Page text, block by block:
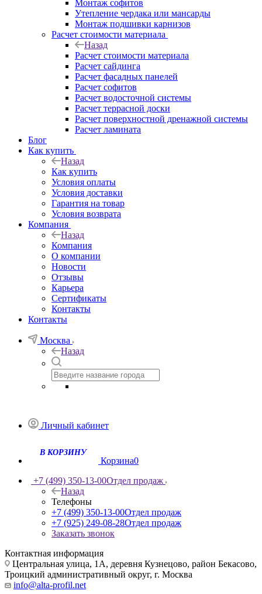
Монтаж софитов
Утепление чердака или мансарды
Монтаж подшивки карнизов
Расчет стоимости материала
Назад
Расчет стоимости материала
Расчет сайдинга
Расчет фасадных панелей
Расчет софитов
Расчет водосточной системы
Расчет террасной доски
Расчет поверхностной дренажной системы
Расчет ламината
Блог
Как купить
Назад
Как купить
Условия оплаты
Условия доставки
Гарантия на товар
Условия возврата
Компания
Назад
Компания
О компании
Новости
Отзывы
Карьера
Сертификаты
Контакты
Контакты
Москва
Назад
Личный кабинет
Корзина0
+7 (499) 350-13-00Отдел продаж
Назад
Телефоны
+7 (499) 350-13-00Отдел продаж
+7 (925) 249-08-28Отдел продаж
Заказать звонок
Контактная информация
Центральная улица, 1А, деревня Кузнецово, район Бекасово,
Троицкий административный округ, г. Москва
info@alta-profil.net